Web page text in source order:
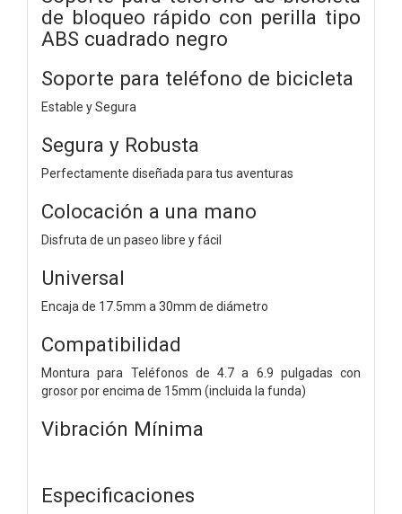
de bloqueo rápido con perilla tipo
ABS cuadrado negro
Soporte para teléfono de bicicleta
Estable y Segura
Segura y Robusta
Perfectamente diseñada para tus aventuras
Colocación a una mano
Disfruta de un paseo libre y fácil
Universal
Encaja de 17.5mm a 30mm de diámetro
Compatibilidad
Montura para Teléfonos de 4.7 a 6.9 pulgadas con
grosor por encima de 15mm (incluida la funda)
Vibración Mínima
Especificaciones